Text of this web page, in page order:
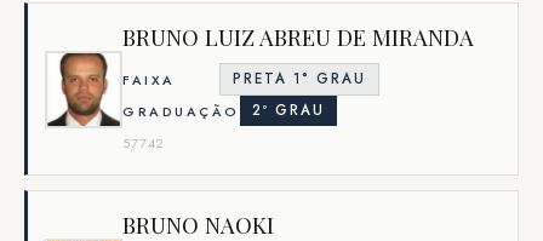
BRUNO LUIZ ABREU DE MIRANDA
FAIXA
PRETA 1° GRAU
GRADUAÇÃO
2º GRAU
57742
BRUNO NAOKI